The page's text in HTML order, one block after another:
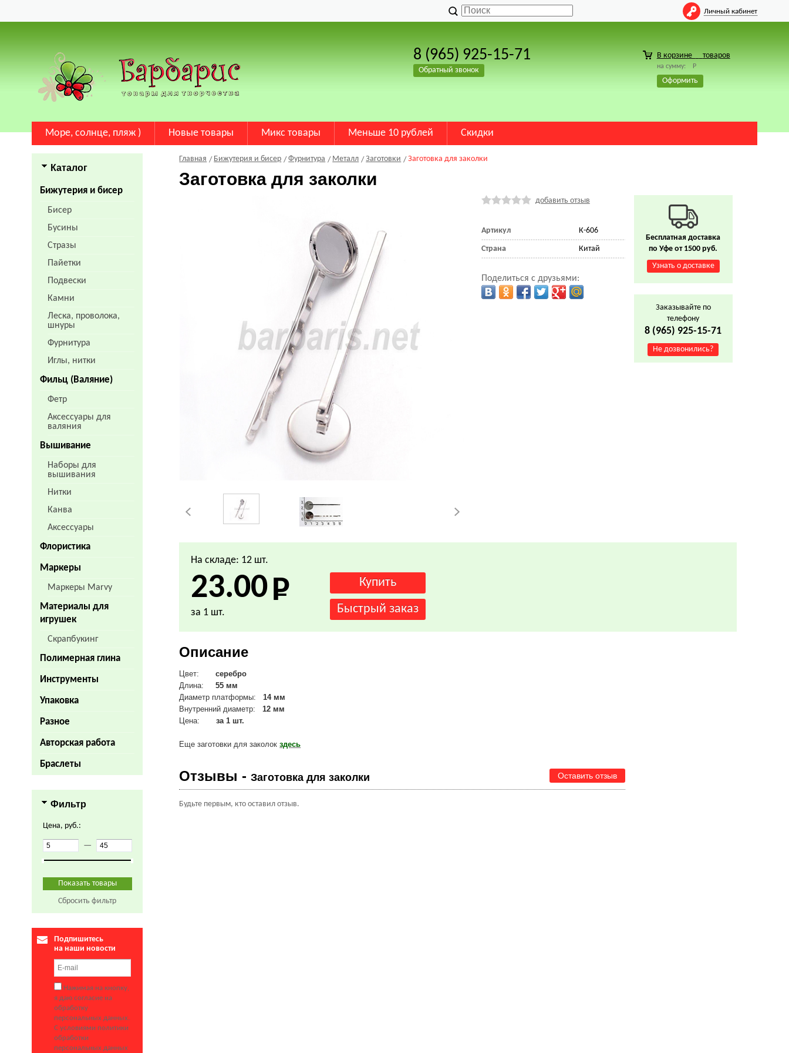
Личный кабинет
8 (965) 925-15-71
Обратный звонок
В корзине товаров
на сумму: Р
Оформить
Море, солнце, пляж ) Новые товары Микс товары Меньше 10 рублей Скидки
Каталог
Бижутерия и бисер
Бисер
Бусины
Стразы
Пайетки
Подвески
Камни
Леска, проволока,
шнуры
Фурнитура
Иглы, нитки
Фильц (Валяние)
Фетр
Аксессуары для
валяния
Вышивание
Наборы для
вышивания
Нитки
Канва
Аксессуары
Флористика
Маркеры
Маркеры Marvy
Материалы для
игрушек
Скрапбукинг
Полимерная глина
Инструменты
Упаковка
Разное
Авторская работа
Браслеты
Фильтр
Цена, руб.:
—
Сбросить фильтр
Подпишитесь
на наши новости
Нажимая на кнопку,
я даю согласие на
обработку
персональных данных.
С условиями политики
обработки
персональных данных
Главная Бижутерия и бисер Фурнитура Металл Заготовки Заготовка для заколки
Заготовка для заколки
добавить отзыв
Артикул К-606
Страна Китай
Поделиться с друзьями:
На складе: 12 шт.
23.00
за 1 шт.
Описание
Цвет:
серебро
Длина:55 мм
Диаметр платформы:14 мм
Внутренний диаметр:
12 мм
Цена:
за 1 шт.
Еще заготовки для заколокздесь
Отзывы -Заготовка для заколки Оставить отзыв
Будьте первым, кто оставил отзыв.
Бесплатная доставка
по Уфе от 1500 руб.
Узнать о доставке
Заказывайте по
телефону
8 (965) 925-15-71
Не дозвонились?